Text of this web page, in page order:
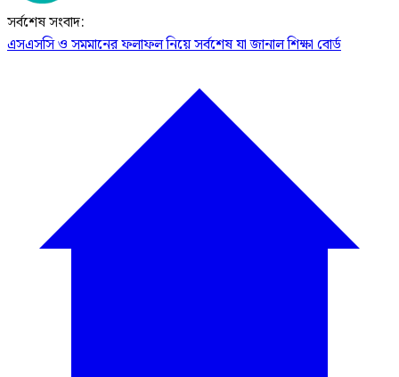
সর্বশেষ সংবাদ:
এসএসসি ও সমমানের ফলাফল নিয়ে সর্বশেষ যা জানাল শিক্ষা বোর্ড